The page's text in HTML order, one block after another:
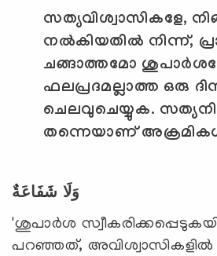
സത്യവിശ്വാസികളേ,
നല്‍കിയതില്‍ നിന്ന്,
ചങ്ങാത്തമോ
ഫലപ്രദമല്ലാത്ത ഒരു
ചെലവുചെയ്യുക.
തന്നെയാണ്
وَلَا شَفَاعَةٌ
'ശുപാര്‍ശ
പറഞ്ഞത്, അവിശ്വാസികളില്‍